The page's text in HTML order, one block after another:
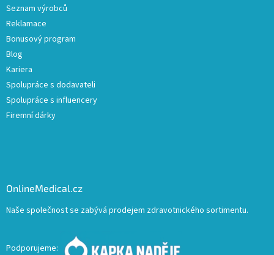
Seznam výrobců
Reklamace
Bonusový program
Blog
Kariera
Spolupráce s dodavateli
Spolupráce s influencery
Firemní dárky
OnlineMedical.cz
Naše společnost se zabývá prodejem zdravotnického sortimentu.
Podporujeme: